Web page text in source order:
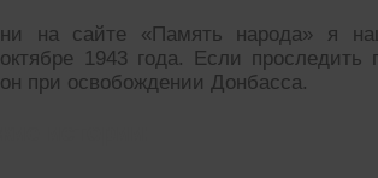
на сайте «Память народа» я
1943 года. Если
при освобождении Донбасса.